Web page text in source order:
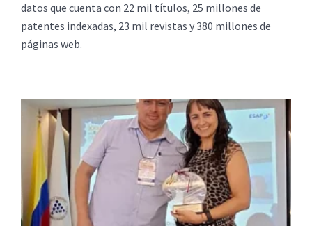
datos que cuenta con 22 mil títulos, 25 millones de
patentes indexadas, 23 mil revistas y 380 millones de
páginas web.